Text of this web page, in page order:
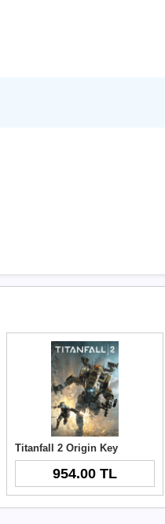
Titanfall 2 Origin Key
954.00 TL